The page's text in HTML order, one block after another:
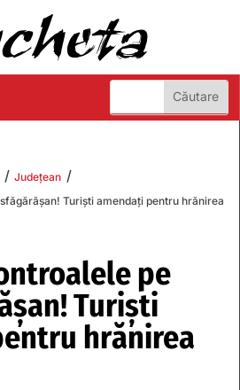
/ Județean /
Turiști amendați pentru hrănirea
pe
Turiști
hrănirea